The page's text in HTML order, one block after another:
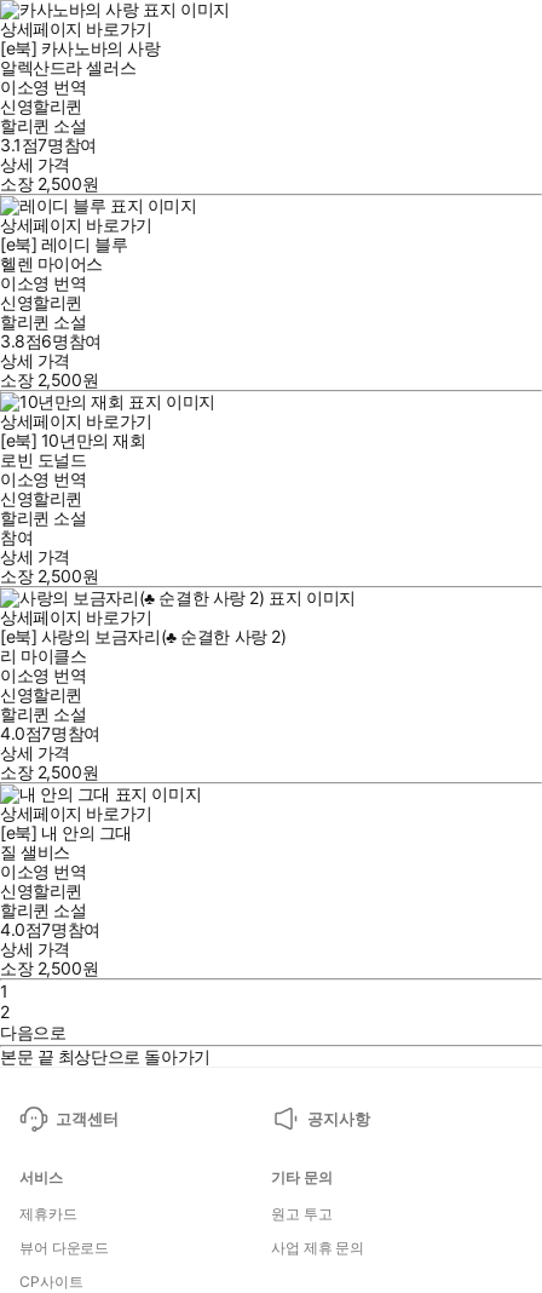
상세페이지 바로가기
[e북] 카사노바의 사랑
알렉산드라 셀러스
이소영 번역
신영할리퀸
할리퀸 소설
3.1점7명참여
상세 가격
소장 2,500원
상세페이지 바로가기
[e북] 레이디 블루
헬렌 마이어스
이소영 번역
신영할리퀸
할리퀸 소설
3.8점6명참여
상세 가격
소장 2,500원
상세페이지 바로가기
[e북] 10년만의 재회
로빈 도널드
이소영 번역
신영할리퀸
할리퀸 소설
참여
상세 가격
소장 2,500원
상세페이지 바로가기
[e북] 사랑의 보금자리(♣ 순결한 사랑 2)
리 마이클스
이소영 번역
신영할리퀸
할리퀸 소설
4.0점7명참여
상세 가격
소장 2,500원
상세페이지 바로가기
[e북] 내 안의 그대
질 샐비스
이소영 번역
신영할리퀸
할리퀸 소설
4.0점7명참여
상세 가격
소장 2,500원
1
2
다음으로
본문 끝 최상단으로 돌아가기
고객센터 공지사항
서비스
제휴카드
뷰어 다운로드
CP사이트
기타 문의
원고 투고
사업 제휴 문의